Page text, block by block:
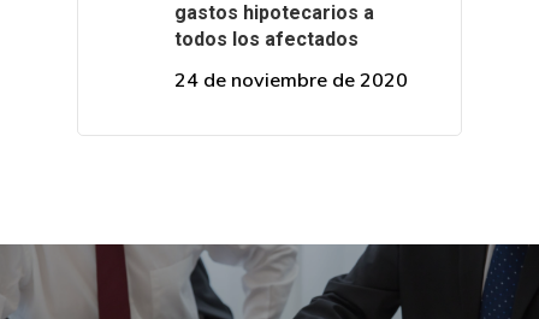
gastos hipotecarios a
todos los afectados
24 de noviembre de 2020